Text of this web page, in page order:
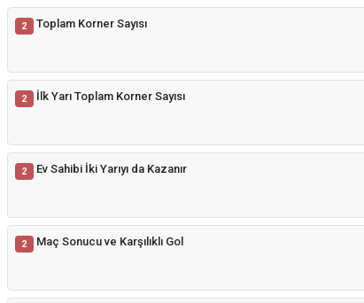
2 Toplam Korner Sayısı
2 İlk Yarı Toplam Korner Sayısı
2 Ev Sahibi İki Yarıyı da Kazanır
2 Maç Sonucu ve Karşılıklı Gol